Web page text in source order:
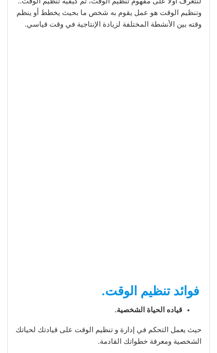
وتنظيم الوقت هو عمل يقوم به شخص ما بحيث يخطط أو ينظم
وقته بين الأنشطة المختلفة لزيادة الإنتاجية في وقت قياسي.
فوائد تنظيم الوقت.
قياده الحياة الشخصية.
حيث يعمل التحكم في إدارة و تنظيم الوقت على قيادتك لحياتك
الشخصية ومعرفة خطواتك القادمة.